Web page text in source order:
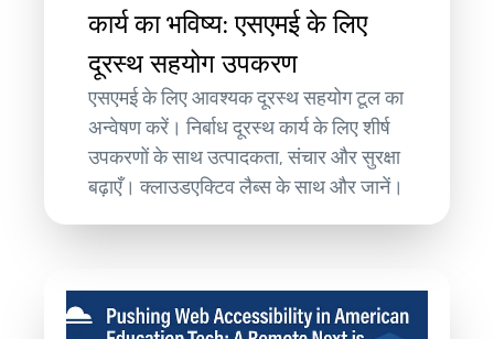
कार्य का भविष्य: एसएमई के लिए
दूरस्थ सहयोग उपकरण
एसएमई के लिए आवश्यक दूरस्थ सहयोग टूल का
अन्वेषण करें। निर्बाध दूरस्थ कार्य के लिए शीर्ष
उपकरणों के साथ उत्पादकता, संचार और सुरक्षा
बढ़ाएँ। क्लाउडएक्टिव लैब्स के साथ और जानें।